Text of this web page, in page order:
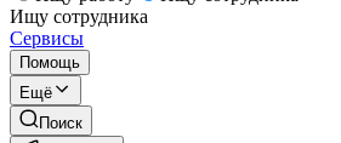
Ищу сотрудника
Сервисы
Помощь
Ещё
Поиск